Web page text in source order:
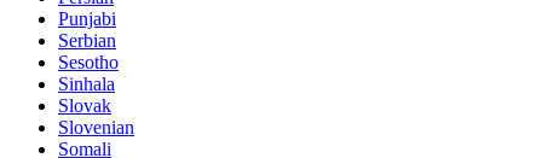
Punjabi
Serbian
Sesotho
Sinhala
Slovak
Slovenian
Somali